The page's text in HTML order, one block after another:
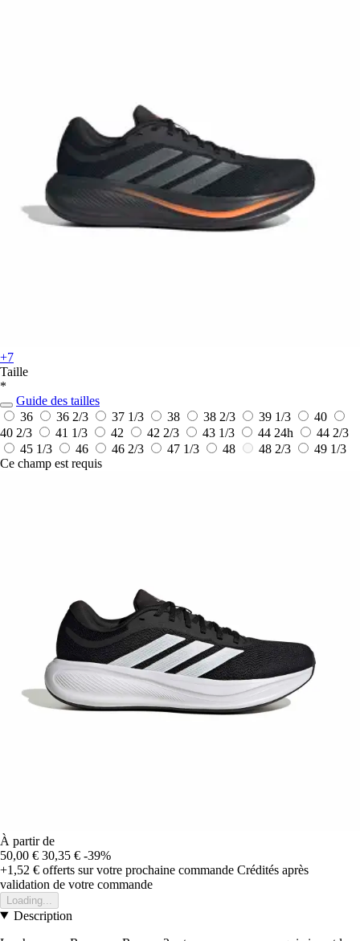
+7
Taille
*
Guide des tailles
36
36 2/3 37 1/3 38 38 2/3 39 1/3
40
40 2/3
41 1/3 42 42 2/3 43 1/3 44 24h
44 2/3
45 1/3
46 46 2/3 47 1/3 48 48 2/3
49 1/3
Ce champ est requis
À partir de
50,00 € 30,35 € -39%
+1,52 € offerts sur votre prochaine commande Crédités après
validation de votre commande
Loading...
Description